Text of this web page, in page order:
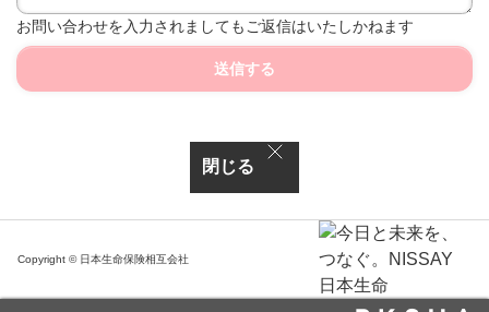
お問い合わせを入力されましてもご返信はいたしかねます
送信する
閉じる
Copyright © 日本生命保険相互会社